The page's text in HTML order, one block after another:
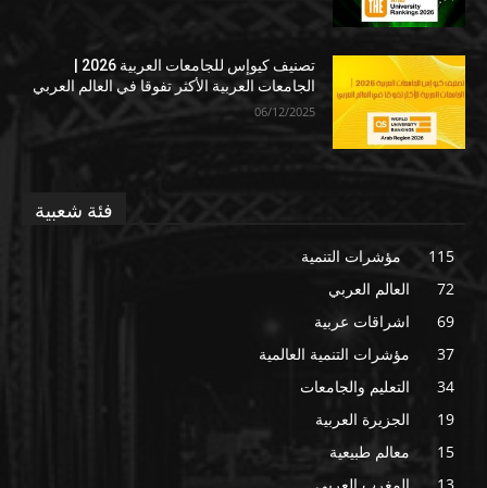
الجامعات العربية الأكثر تفوقا في العالم العربي
06/12/2025
فئة شعبية
مؤشرات التنمية
115
العالم العربي
72
اشراقات عربية
69
مؤشرات التنمية العالمية
37
التعليم والجامعات
34
الجزيرة العربية
19
معالم طبيعية
15